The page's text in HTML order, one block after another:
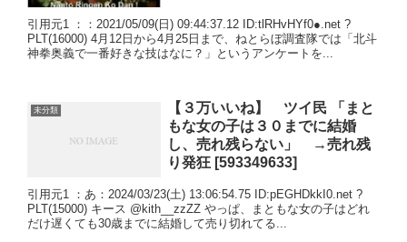
引用元1 ：：2021/05/09(日) 09:44:37.12 ID:tlRHvHYf0●.net ?
PLT(16000) 4月12日から4月25日まで、ねとらぼ調査隊では「北斗
神拳奥義で一番好きな技はなに？」というアンケートを...
未分類
【３万いいね】 ツイ民 「まと
もな女の子は３０までに結婚
し、売れ残らない」 →売れ残
り発狂 [593349633]
引用元1 ：あ：2024/03/23(土) 13:06:54.75 ID:pEGHDkkI0.net ?
PLT(15000) キース @kith__zzZZ やっぱ、まともな女の子はどれ
だけ遅くても30歳までに結婚して売り切れてる...